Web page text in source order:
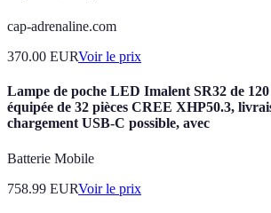
cap-adrenaline.com
370.00 EURVoir le prix
Lampe de poche LED Imalent SR32 de
équipée de 32 pièces CREE XHP50.3,
chargement USB-C possible, avec
Batterie Mobile
758.99 EURVoir le prix